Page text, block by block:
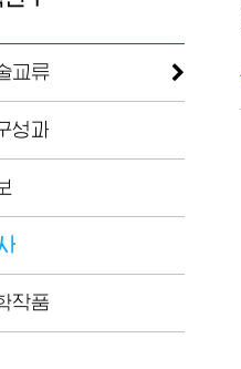
교류
성과
작품